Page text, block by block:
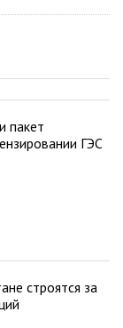
пакет
ГЭС
строятся за